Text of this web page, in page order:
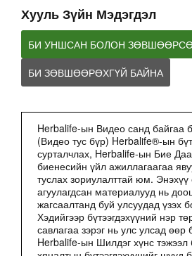
Хууль Зүйн Мэдэгдэл
БИ УНШСАН БОЛОН
БИ ЗӨВШӨӨРӨХГҮЙ БАЙНА
Herbalife-ын Видео санд байгаа
(Видео тус бүр) Herbalife®-ын
сурталчлах, Herbalife-ын Бие
биенесийн үйл ажиллагаагаа
туслах зориулалттай юм. Энэхүү
агуулагдсан материалууд нь
жагсаалтанд буй улсуудад үзэх
Хэдийгээр бүтээгдэхүүний нэр
савлагаа зэрэг нь улс улсад
Herbalife-ын Шилдэг хүнс
HERBALIFE -ИЙН АРГА ХЭМЖЭЭНҮҮД
ВЕБИНАР
БИЗНЕС